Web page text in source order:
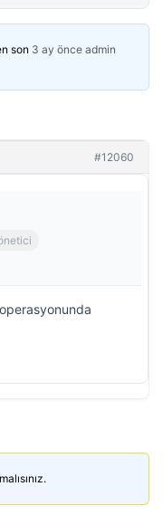
son 3 ay önce admin
#12060